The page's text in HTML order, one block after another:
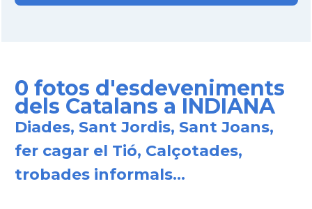
0 fotos d'esdeveniments
dels Catalans a INDIANA
Diades, Sant Jordis, Sant Joans,
fer cagar el Tió, Calçotades,
trobades informals...